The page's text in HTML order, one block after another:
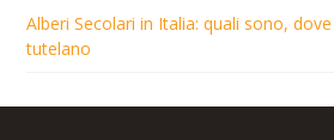
Alberi Secolari in Italia: quali sono,
tutelano